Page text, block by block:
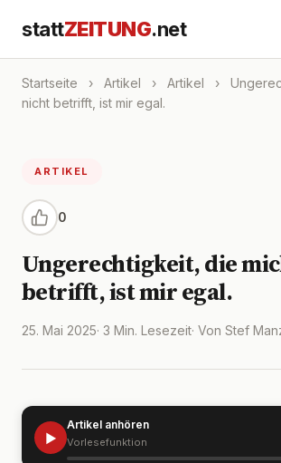
stattZEITUNG.net
Startseite › Artikel › Artikel ›
nicht betrifft, ist mir egal.
ARTIKEL
0
Ungerechtigkeit, die
betrifft, ist mir egal.
25. Mai 2025· 3 Min. Lesezeit· Von Stef
▶
Artikel anhören
Vorlesefunktion